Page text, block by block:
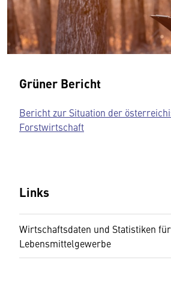
Grüner Bericht
Bericht zur Situation der
Forstwirtschaft
Links
Wirtschaftsdaten und Statistiken
Lebensmittelgewerbe